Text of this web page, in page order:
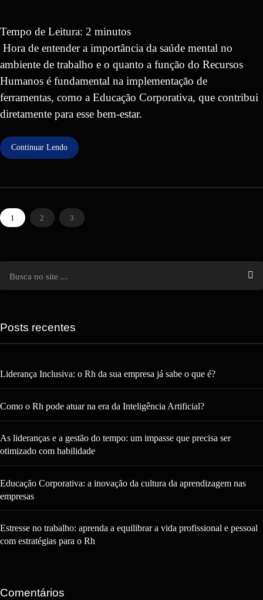
Tempo de Leitura: 2 minutos
Hora de entender a importância da saúde mental no
ambiente de trabalho e o quanto a função do Recursos
Humanos é fundamental na implementação de
ferramentas, como a Educação Corporativa, que contribui
diretamente para esse bem-estar.
Continuar Lendo
1 2 3
Posts recentes
Liderança Inclusiva: o Rh da sua empresa já sabe o que é?
Como o Rh pode atuar na era da Inteligência Artificial?
As lideranças e a gestão do tempo: um impasse que precisa ser
otimizado com habilidade
Educação Corporativa: a inovação da cultura da aprendizagem nas
empresas
Estresse no trabalho: aprenda a equilibrar a vida profissional e pessoal
com estratégias para o Rh
Comentários